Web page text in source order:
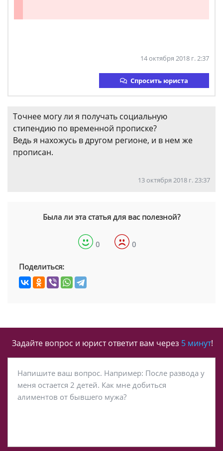
14 октября 2018 г. 2:37
Спросить юриста
Точнее могу ли я получать социальную
стипендию по временной прописке?
Ведь я нахожусь в другом регионе, и в нем же
прописан.
13 октября 2018 г. 23:37
Была ли эта статья для вас полезной?
0 0
Поделиться:
Задайте вопрос и юрист ответит вам через 5 минут!